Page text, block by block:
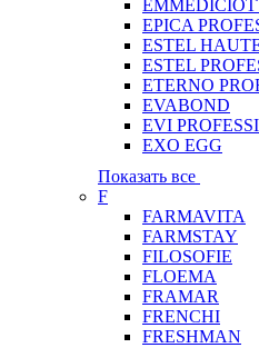
EPICA
ESTEL
ESTEL
ETERNO
EVABOND
EVI
EXO EGG
Показать все
F
FARMAVITA
FARMSTAY
FILOSOFIE
FLOEMA
FRAMAR
FRENCHI
FRESHMAN